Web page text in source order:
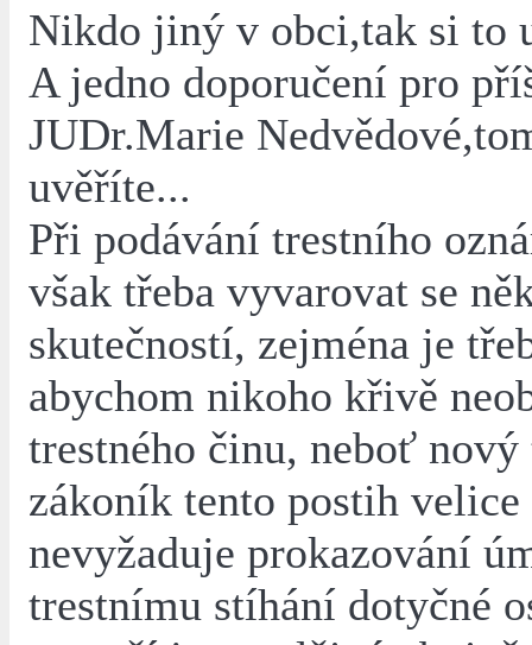
Nikdo jiný v obci,tak si to
A jedno doporučení pro
JUDr.Marie
uvěříte...
Při podávání trestního
však třeba vyvarovat se
skutečností, zejména je
abychom nikoho křivě
trestného činu, neboť
zákoník tento postih
nevyžaduje prokazování
trestnímu stíhání dotyčné